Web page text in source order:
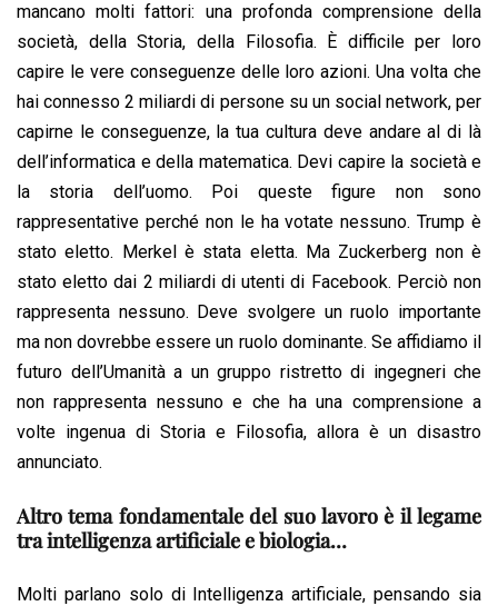
mancano molti fattori: una profonda comprensione della
società, della Storia, della Filosofia. È difficile per loro
capire le vere conseguenze delle loro azioni. Una volta che
hai connesso 2 miliardi di persone su un social network, per
capirne le conseguenze, la tua cultura deve andare al di là
dell’informatica e della matematica. Devi capire la società e
la storia dell’uomo. Poi queste figure non sono
rappresentative perché non le ha votate nessuno. Trump è
stato eletto. Merkel è stata eletta. Ma Zuckerberg non è
stato eletto dai 2 miliardi di utenti di Facebook. Perciò non
rappresenta nessuno. Deve svolgere un ruolo importante
ma non dovrebbe essere un ruolo dominante. Se affidiamo il
futuro dell’Umanità a un gruppo ristretto di ingegneri che
non rappresenta nessuno e che ha una comprensione a
volte ingenua di Storia e Filosofia, allora è un disastro
annunciato.
Altro tema fondamentale del suo lavoro è il legame
tra intelligenza artificiale e biologia…
Molti parlano solo di Intelligenza artificiale, pensando sia